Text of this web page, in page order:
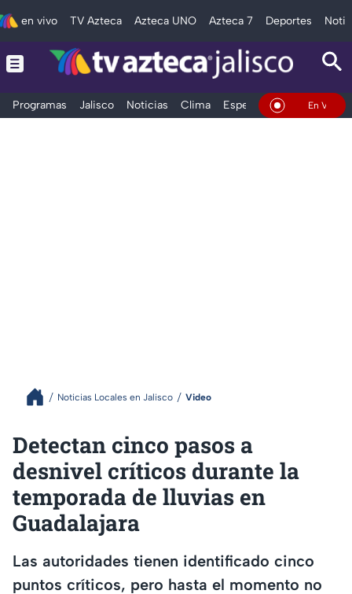
en vivo TV Azteca Azteca UNO Azteca 7 Deportes
Programas Jalisco Noticias Clima Espectáculos Deportes
En Vivo
Noticias Locales en Jalisco Video
Detectan cinco pasos a
desnivel críticos durante la
temporada de lluvias en
Guadalajara
Las autoridades tienen identificado cinco
puntos críticos, pero hasta el momento no